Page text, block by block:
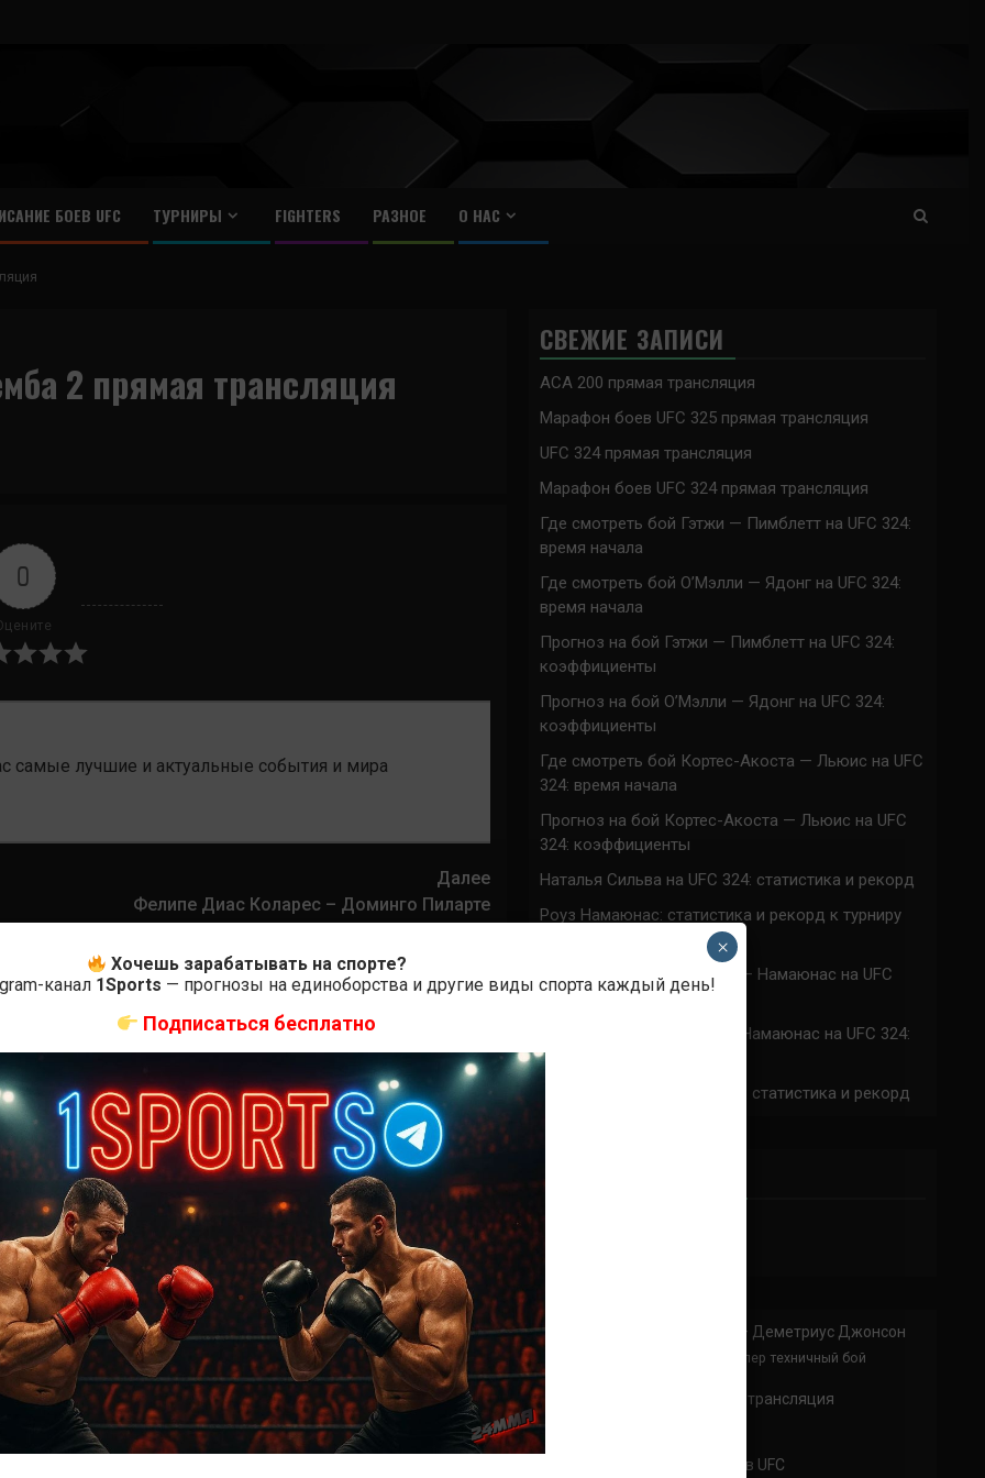
БОЕВ UFC ТУРНИРЫ FIGHTERS РАЗНОЕ О НАС
2 прямая трансляция
0
самые лучшие и актуальные события и мира
Далее
Фелипе Диас Коларес – Доминго Пиларте
бой О’Мэлли —
время начала
Решит Сабитов
Новости ММА
Прогноз на бой Гэтжи — Пимблетт
на UFC 324: коэффициенты
2 недели тому назад Решит Сабитов
СВЕЖИЕ ЗАПИСИ
ACA 200 прямая трансляция
Марафон боев UFC 325 прямая трансляция
UFC 324 прямая трансляция
Марафон боев UFC 324 прямая трансляция
Где смотреть бой Гэтжи — Пимблетт на UFC 324:
время начала
Где смотреть бой О’Мэлли — Ядонг на UFC 324:
время начала
Прогноз на бой Гэтжи — Пимблетт на UFC 324:
коэффициенты
Прогноз на бой О’Мэлли — Ядонг на UFC 324:
коэффициенты
Где смотреть бой Кортес-Акоста — Льюис на UFC
324: время начала
Прогноз на бой Кортес-Акоста — Льюис на UFC
324: коэффициенты
Наталья Сильва на UFC 324: статистика и рекорд
Роуз Намаюнас: статистика и рекорд к турниру
Где смотреть бой Сильва — Намаюнас на UFC
324: время начала
Прогноз на бой Сильва — Намаюнас на UFC 324:
коэффициенты
Арнольд Аллен на UFC 324: статистика и рекорд
ПРИСОЕДИНЯЙСЯ
Анонимно Доминик Круз — Деметриус Джонсон
Спасибо что выложили этот супер техничный бой
Анонимно UFC 324 прямая трансляция
А как смотреть с ноутбука?
Расписание боев UFC
Хочешь зарабатывать на спорте?
канал 1Sports — прогнозы на единоборства и другие виды спорта каждый день!
Подписаться бесплатно
×